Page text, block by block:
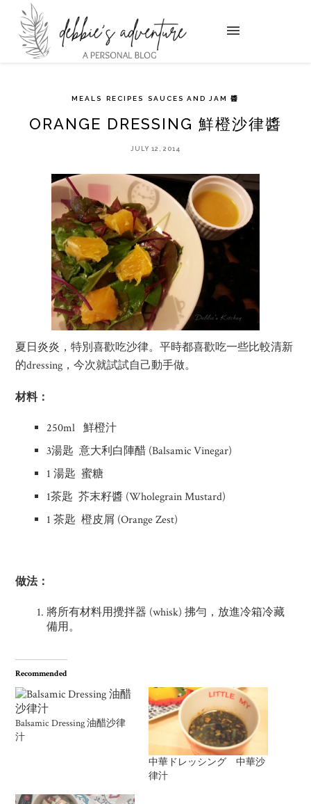
MEALS RECIPES SAUCES AND JAM 醬
ORANGE DRESSING 鮮橙沙律醬
JULY 12, 2014
夏日炎炎，特別喜歡吃沙律。平時都喜歡吃一些比較清新
的dressing，今次就試試自己動手做。
材料：
250ml 鮮橙汁
3湯匙 意大利白陣醋 (Balsamic Vinegar)
1 湯匙 蜜糖
1茶匙 芥末籽醬 (Wholegrain Mustard)
1 茶匙 橙皮屑 (Orange Zest)
做法：
將所有材料用攪拌器 (whisk) 拂勻，放進冷箱冷藏
備用。
Recommended
Balsamic Dressing 油醋沙律
汁
中華ドレッシング 中華沙
律汁